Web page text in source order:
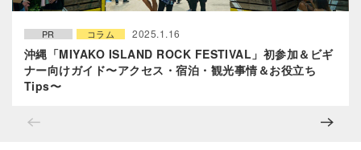
PR コラム 2025.1.16
沖縄「MIYAKO ISLAND ROCK FESTIVAL」初参加＆ビギ
ナー向けガイド〜アクセス・宿泊・観光事情＆お役立ち
Tips〜